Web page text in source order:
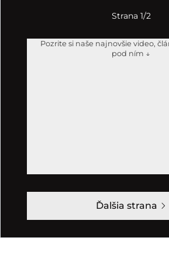
Strana 1/2
Pozrite si naše najnovšie video,
pod ním ↓
Ďalšia strana